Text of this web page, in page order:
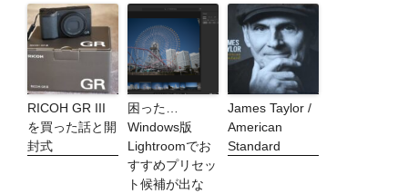
RICOH GR III
を買った話と開
封式
困った…
Windows版
Lightroomでお
すすめプリセッ
ト候補が出な
James Taylor /
American
Standard